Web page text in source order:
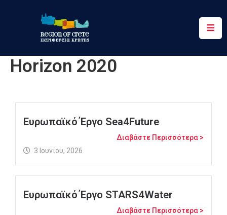
Περιφέρεια
Ενημέρωση
Υπηρεσίες
Horizon 2020
Ευρωπαϊκό Έργο Sea4Future
Διαβάστε Περισσότερα >
3 Ιουνίου, 2026
Ευρωπαϊκό Έργο STARS4Water
Διαβάστε Περισσότερα >